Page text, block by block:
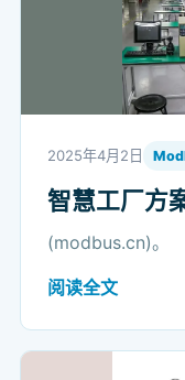
2025年4月2日
智慧工厂方
(modbus.cn)。
阅读全文